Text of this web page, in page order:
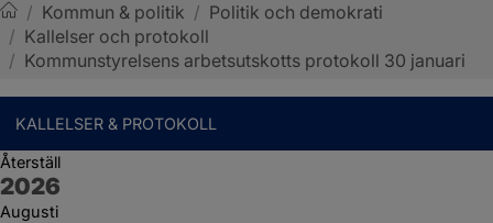
Sotenäs kommun
/ Kommun & politik / Politik och demokrati
/ Kallelser och protokoll
/ Kommunstyrelsens arbetsutskotts protokoll 30 januari
KALLELSER & PROTOKOLL
Återställ
År:
2026
Augusti